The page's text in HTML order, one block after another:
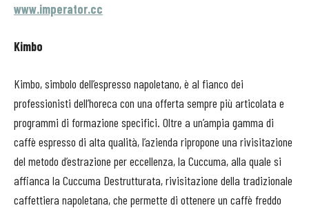
www.imperator.cc
Kimbo
Kimbo, simbolo dell’espresso napoletano, è al fianco dei
professionisti dell’horeca con una offerta sempre più articolata e
programmi di formazione specifici. Oltre a un’ampia gamma di
caffè espresso di alta qualità, l’azienda ripropone una rivisitazione
del metodo d’estrazione per eccellenza, la Cuccuma, alla quale si
affianca la Cuccuma Destrutturata, rivisitazione della tradizionale
caffettiera napoletana, che permette di ottenere un caffè freddo